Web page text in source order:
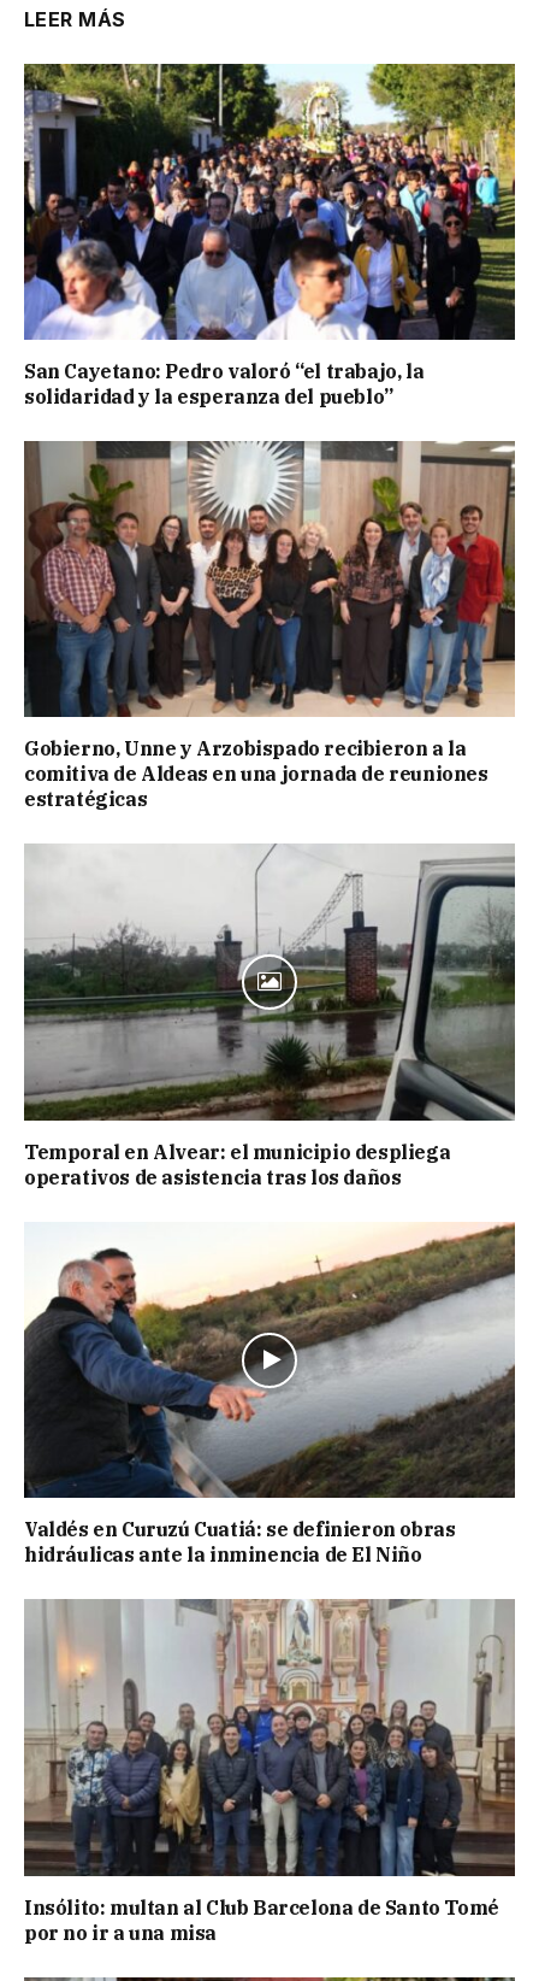
LEER MÁS
San Cayetano: Pedro valoró “el trabajo, la
solidaridad y la esperanza del pueblo”
Gobierno, Unne y Arzobispado recibieron a la
comitiva de Aldeas en una jornada de reuniones
estratégicas
Temporal en Alvear: el municipio despliega
operativos de asistencia tras los daños
Valdés en Curuzú Cuatiá: se definieron obras
hidráulicas ante la inminencia de El Niño
Insólito: multan al Club Barcelona de Santo Tomé
por no ir a una misa